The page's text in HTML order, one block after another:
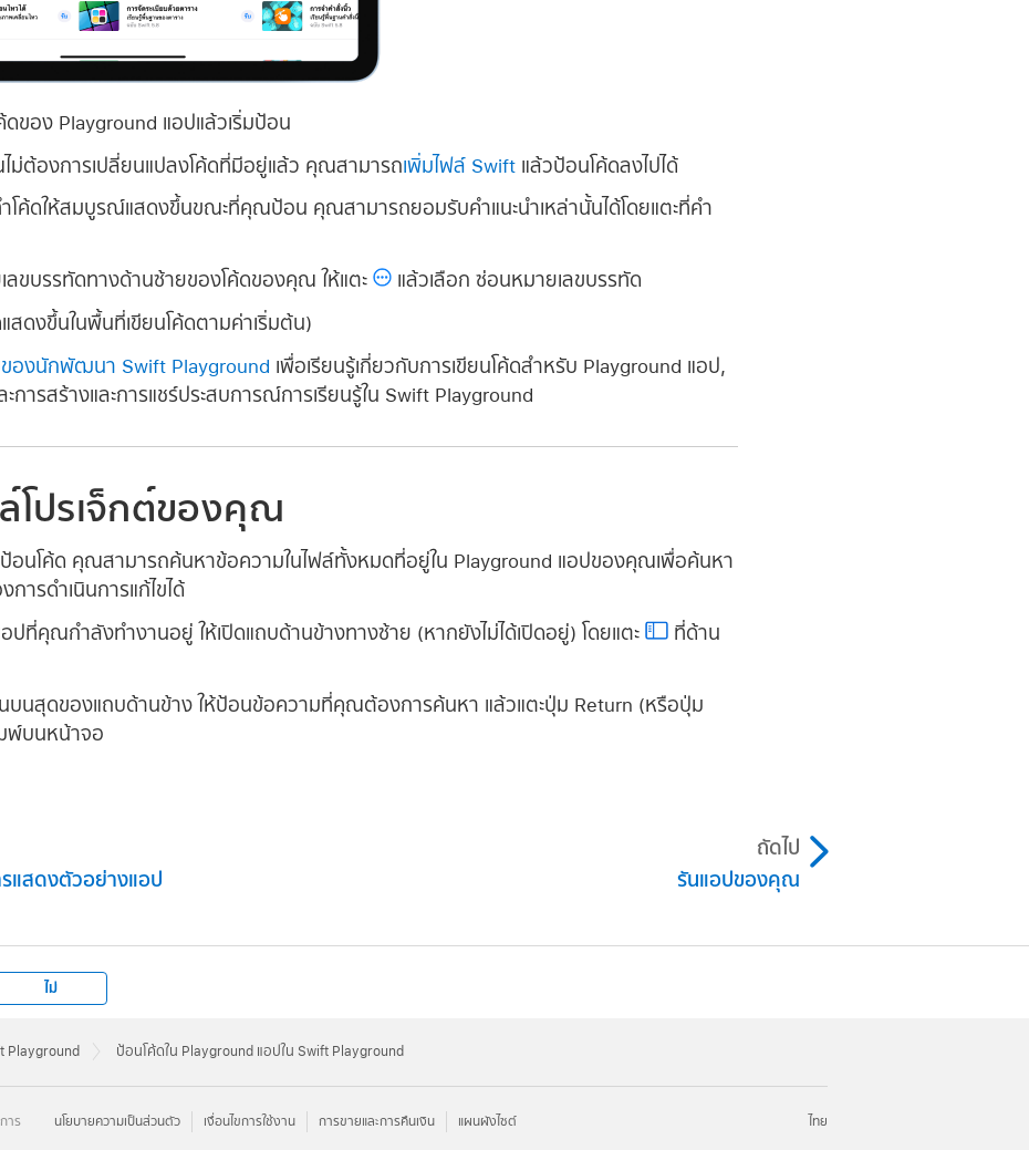
ดของ Playground แอปแล้วเริ่มป้อน
ม่ต้องการเปลี่ยนแปลงโค้ดที่มีอยู่แล้ว คุณสามารถเพิ่มไฟล์ Swiftแล้วป้อนโค้ดลงไปได้
ำโค้ดให้สมบูรณ์แสดงขึ้นขณะที่คุณป้อน คุณสามารถยอมรับคำแนะนำเหล่านั้นได้โดยแตะที่คำ
เลขบรรทัดทางด้านซ้ายของโค้ดของคุณ ให้แตะ แล้วเลือก ซ่อนหมายเลขบรรทัด
สดงขึ้นในพื้นที่เขียนโค้ดตามค่าเริ่มต้น)
ของนักพัฒนา Swift Playground เพื่อเรียนรู้เกี่ยวกับการเขียนโค้ดสำหรับ Playground แอป,
ะการสร้างและการแชร์ประสบการณ์การเรียนรู้ใน Swift Playground
โปรเจ็กต์ของคุณ
อนโค้ด คุณสามารถค้นหาข้อความในไฟล์ทั้งหมดที่อยู่ใน Playground แอปของคุณเพื่อค้นหา
ารดำเนินการแก้ไขได้
อปที่คุณกำลังทำงานอยู่ ให้เปิดแถบด้านข้างทางซ้าย (หากยังไม่ได้เปิดอยู่) โดยแตะ
ที่ด้าน
บนสุดของแถบด้านข้าง ให้ป้อนข้อความที่คุณต้องการค้นหา แล้วแตะปุ่ม Return (หรือปุ่ม
พ์บนหน้าจอ
แสดงตัวอย่างแอป
ถัดไป
รันแอปของคุณ
ไม่
Playground ป้อนโค้ดใน Playground แอปใน Swift Playground
ไทย
าร นโยบายความเป็นส่วนตัว เงื่อนไขการใช้งาน การขายและการคืนเงิน แผนผังไซต์